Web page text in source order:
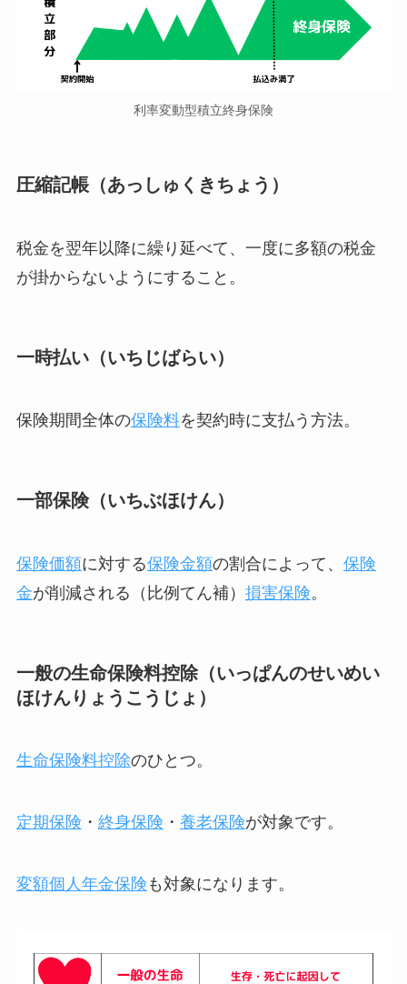
利率変動型積立終身保険
圧縮記帳（あっしゅくきちょう）
税金を翌年以降に繰り延べて、一度に多額の税金
が掛からないようにすること。
一時払い（いちじばらい）
保険期間全体の保険料を契約時に支払う方法。
一部保険（いちぶほけん）
保険価額に対する保険金額の割合によって、 保険
金が削減される（比例てん補） 損害保険。
一般の生命保険料控除（いっぱんのせいめい
ほけんりょうこうじょ）
生命保険料控除のひとつ。
定期保険 ・ 終身保険 ・ 養老保険が対象です。
変額個人年金保険 も対象になります。